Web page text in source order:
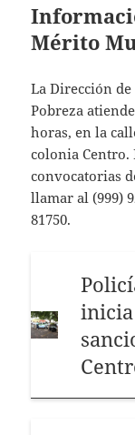
Mérito
La Dirección
Pobreza
horas, en la
colonia
convocatorias
llamar al (999)
81750.